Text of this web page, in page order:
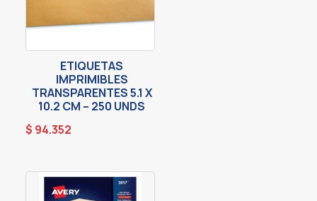
ETIQUETAS
IMPRIMIBLES
TRANSPARENTES 5.1 X
10.2 CM – 250 UNDS
$ 94.352